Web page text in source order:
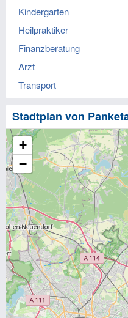
Kindergarten
Heilpraktiker
Finanzberatung
Arzt
Transport
Stadtplan von
+
−